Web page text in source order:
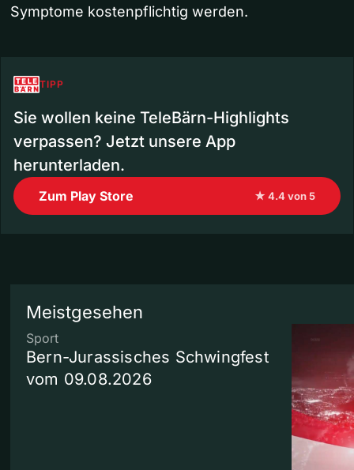
Symptome kostenpflichtig werden.
TIPP
Sie wollen keine TeleBärn-Highlights
verpassen? Jetzt unsere App
herunterladen.
Zum Play Store ★ 4.4 von 5
Meistgesehen
Sport
Bern-Jurassisches Schwingfest
vom 09.08.2026